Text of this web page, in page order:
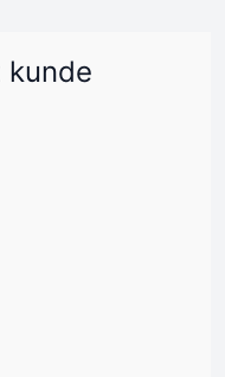
kunde